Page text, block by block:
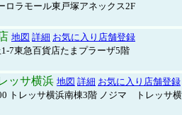
ラモール東戸塚アネックス2F
地図 詳細 お気に入り店舗登録
7東急百貨店たまプラーザ5階
ッサ横浜 地図 詳細 お気に入り店舗登録
トレッサ横浜南棟3階 ノジマ トレッサ